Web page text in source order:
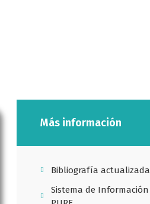
Más información
Bibliografía actualizada
Sistema de Información